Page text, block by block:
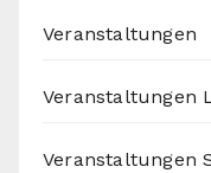
Veranstaltungen
Veranstaltungen
Veranstaltungen